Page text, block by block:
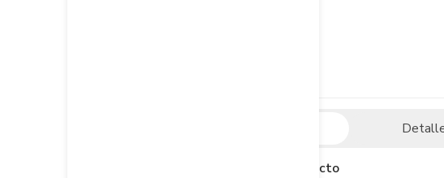
Descripción del producto